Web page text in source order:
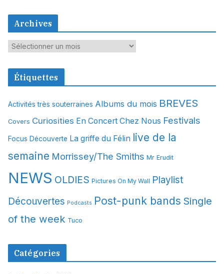
Archives
A
c
v
e
Étiquettes
Activités très souterraines Albums du mois BREVES
Covers Curiosities En Concert Chez Nous Festivals
Focus Découverte La griffe du Félin live de la
semaine Morrissey/The Smiths Mr Erudit
NEWS OLDIES Pictures On My Wall Playlist
Découvertes Podcasts Post-punk bands Single
of the week Tuco
Catégories